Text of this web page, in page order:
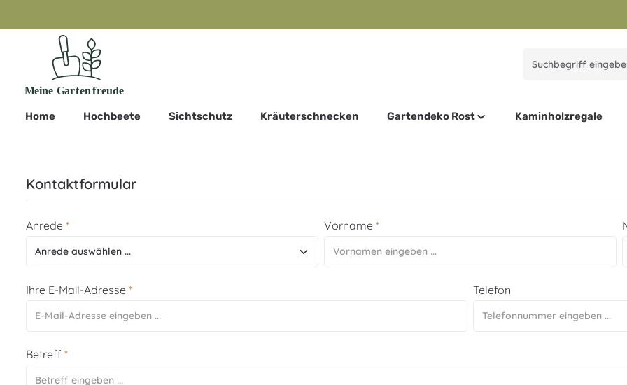
Home Hochbeete Sichtschutz Kräuterschnecken Gartendeko Rost Kaminholzregale
Kontaktformular
Anrede * Vorname *
Ihre E-Mail-Adresse * Telefon
Betreff *